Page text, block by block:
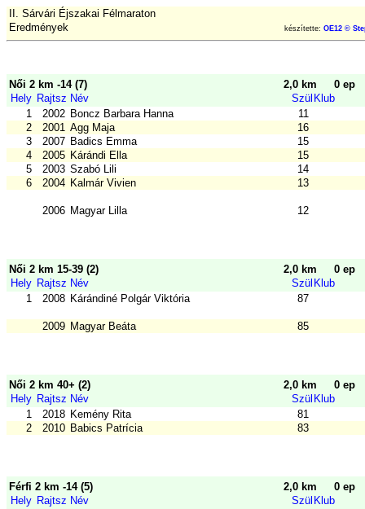
II. Sárvári Éjszakai Félmaraton
Eredmények
készítette: OE12 ©
Női 2 km -14 (7) 2,0 km
0 ep
Hely Rajtsz Név Szül Klub
1
2002 Boncz Barbara Hanna
11
2
2001 Agg Maja
16
3
2007 Badics Emma
15
4
2005 Kárándi Ella
15
5
2003 Szabó Lili
14
6
2004 Kalmár Vivien 13
2006 Magyar Lilla 12
Női 2 km 15-39 (2) 2,0 km
0 ep
Hely Rajtsz Név Szül Klub
1
2008 Kárándiné Polgár Viktória 87
2009 Magyar Beáta 85
Női 2 km 40+ (2) 2,0 km
0 ep
Hely Rajtsz Név Szül Klub
1
2018 Kemény Rita
81
2
2010 Babics Patrícia 83
Férfi 2 km -14 (5) 2,0 km
0 ep
Hely Rajtsz Név Szül Klub